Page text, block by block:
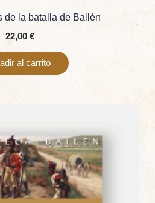
de la batalla de Bailén
22,00 €
al carrito